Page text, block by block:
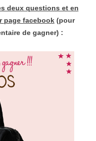
deux questions et en
page facebook (pour
de gagner) :